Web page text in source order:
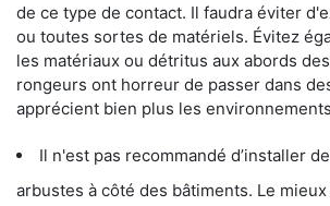
de ce type de contact. Il faudra éviter
ou toutes sortes de matériels. Évitez
les matériaux ou détritus aux abords
rongeurs ont horreur de passer dans
apprécient bien plus les
Il n'est pas recommandé d’installer
arbustes à côté des bâtiments. Le